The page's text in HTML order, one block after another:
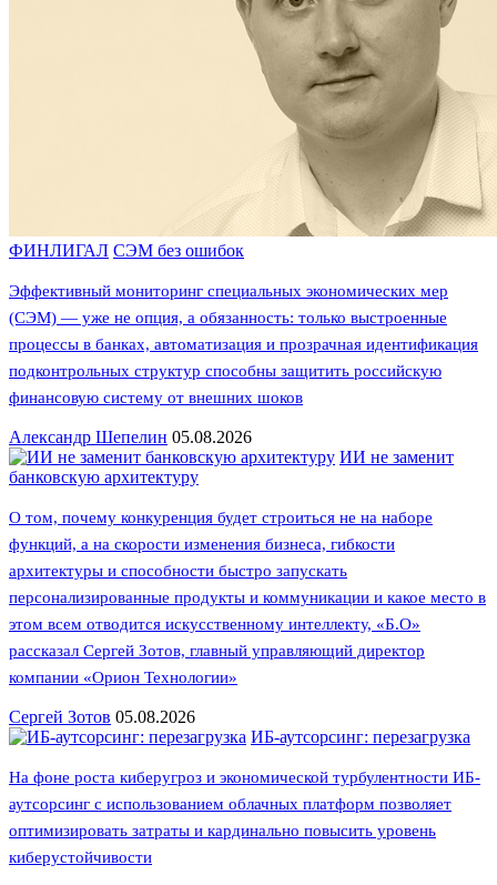
ФИНЛИГАЛ СЭМ без ошибок
Эффективный мониторинг специальных экономических мер
(СЭМ) — уже не опция, а обязанность: только выстроенные
процессы в банках, автоматизация и прозрачная идентификация
подконтрольных структур способны защитить российскую
финансовую систему от внешних шоков
Александр Шепелин 05.08.2026
ИИ не заменит
банковскую архитектуру
О том, почему конкуренция будет строиться не на наборе
функций, а на скорости изменения бизнеса, гибкости
архитектуры и способности быстро запускать
персонализированные продукты и коммуникации и какое место в
этом всем отводится искусственному интеллекту, «Б.О»
рассказал Сергей Зотов, главный управляющий директор
компании «Орион Технологии»
Сергей Зотов 05.08.2026
ИБ-аутсорсинг: перезагрузка
На фоне роста киберугроз и экономической турбулентности ИБ-
аутсорсинг с использованием облачных платформ позволяет
оптимизировать затраты и кардинально повысить уровень
киберустойчивости